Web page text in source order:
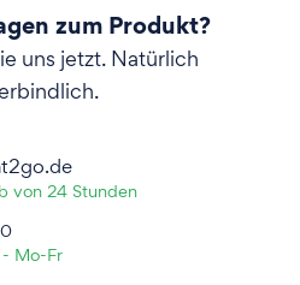
zum Produkt?
uns jetzt. Natürlich
von 24 Stunden
Mo-Fr